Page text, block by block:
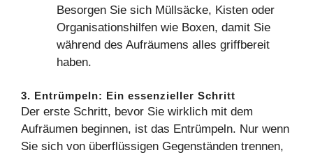
Besorgen Sie sich Müllsäcke, Kisten oder
Organisationshilfen wie Boxen, damit Sie
während des Aufräumens alles griffbereit
haben.
3. Entrümpeln: Ein essenzieller Schritt
Der erste Schritt, bevor Sie wirklich mit dem
Aufräumen beginnen, ist das Entrümpeln. Nur wenn
Sie sich von überflüssigen Gegenständen trennen,